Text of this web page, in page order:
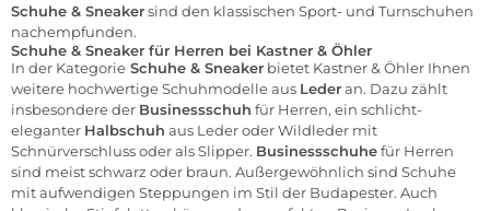
Schuhe & Sneakersind den klassischen Sport- und Turnschuhen
nachempfunden.
Schuhe & Sneaker für Herren bei Kastner & Öhler
In der Kategorie Schuhe & Sneaker bietet Kastner & Öhler Ihnen
weitere hochwertige Schuhmodelle aus Lederan. Dazu zählt
insbesondere der Businessschuh für Herren, ein schlicht-
eleganter Halbschuh aus Leder oder Wildleder mit
Schnürverschluss oder als Slipper. Businessschuhefür Herren
sind meist schwarz oder braun. Außergewöhnlich sind Schuhe
mit aufwendigen Steppungen im Stil der Budapester. Auch